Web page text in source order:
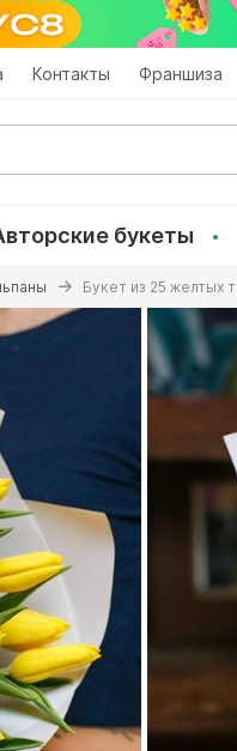
Контакты Франшиза
букеты
Букет из 25 желтых